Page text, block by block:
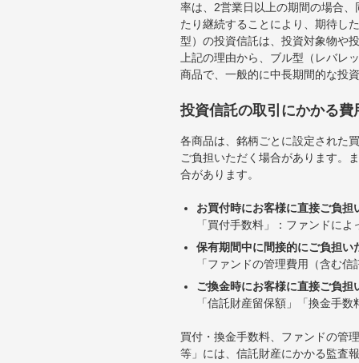
率は、2営業日以上の期間の場合
たり継続することにより、期待し
型）の投資信託は、投資対象物や
上記の理由から、ブル型（レバレ
商品で、一般的に中長期間的な投
投資信託の取引にかかる費
各商品は、銘柄ごとに設定された
ご負担いただく場合があります。
合があります。
お買付時にお客様に直接ご負担
「買付手数料」：ファンドに
保有期間中に間接的にご負担い
「ファンドの管理費用（含む
ご換金時にお客様に直接ご負担
「信託財産留保額」「換金手
買付・換金手数料、ファンドの管
等」には、信託財産にかかる監査